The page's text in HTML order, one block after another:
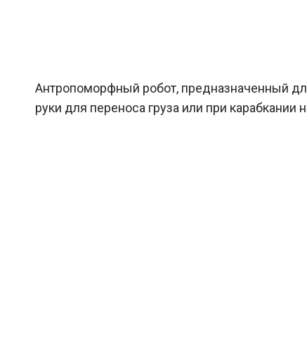
Антропоморфный робот, предназначенный
руки для переноса груза или при карабкании